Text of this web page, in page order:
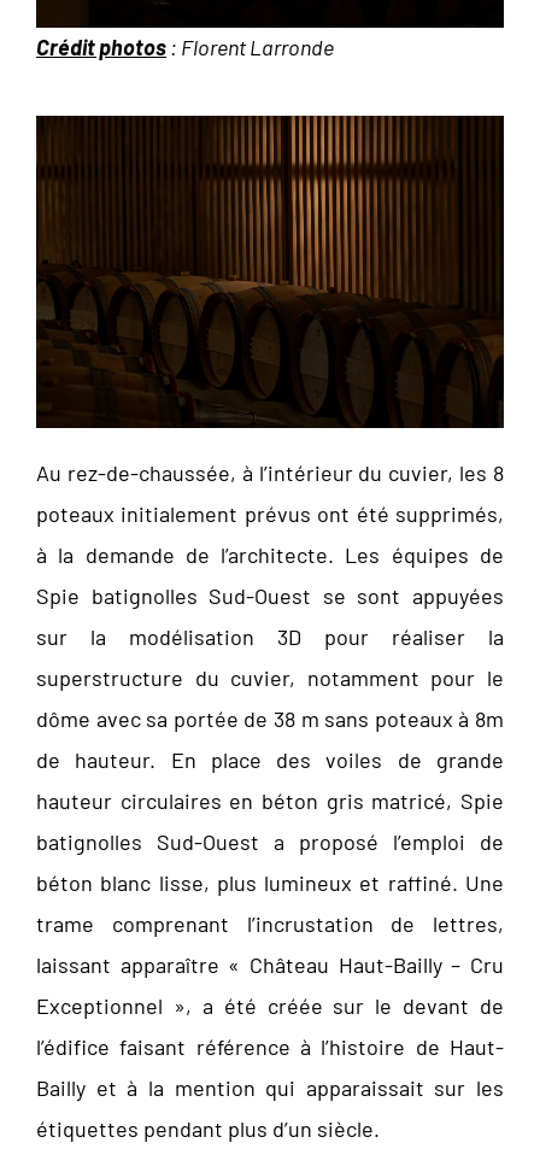
Crédit photos: Florent Larronde
Au rez-de-chaussée, à l’intérieur du cuvier, les 8
poteaux initialement prévus ont été supprimés,
à la demande de l’architecte. Les équipes de
Spie batignolles Sud-Ouest se sont appuyées
sur la modélisation 3D pour réaliser la
superstructure du cuvier, notamment pour le
dôme avec sa portée de 38 m sans poteaux à 8m
de hauteur. En place des voiles de grande
hauteur circulaires en béton gris matricé, Spie
batignolles Sud-Ouest a proposé l’emploi de
béton blanc lisse, plus lumineux et raffiné. Une
trame comprenant l’incrustation de lettres,
laissant apparaître « Château Haut-Bailly – Cru
Exceptionnel », a été créée sur le devant de
l’édifice faisant référence à l’histoire de Haut-
Bailly et à la mention qui apparaissait sur les
étiquettes pendant plus d’un siècle.